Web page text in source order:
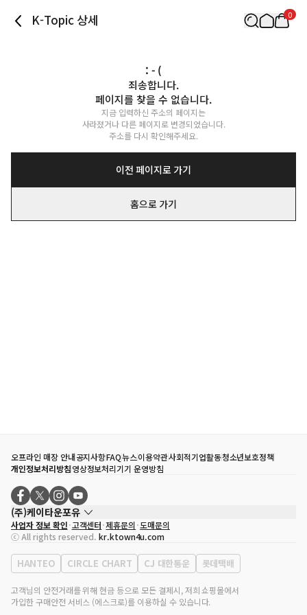
K-Topic 상세 0
: - (
죄송합니다.
페이지를 찾을 수 없습니다.
지금 입력하신 주소의 페이지는
사라졌거나 다른 페이지로 변경되었습니다.
주소를 다시 확인해주세요.
이전 페이지로 가기
홈으로 가기
오프라인 매장 안내공지사항FAQ뉴스이용약관사회적기업활동청소년보호정책
개인정보처리방침영상정보처리기기 운영방침
(주)케이타운포유
대표자
송효민
사업자등록번호
120-87-71116
통신판매업 신고번호 제2011-서울강남-02223
대표전화
02-552-9855
사업자 정보 확인 고객센터 제휴문의 도매문의
ⓒ All rights reserved. kr.ktown4u.com
HANTEO CIRCLE CHART CJ 대한통운 롯데택배
고객님의 안전거래를 위해 현금 등으로 모든 결제시, 저희 쇼핑몰에서
가입한 구매안전 서비스 (에스크로)를 이용하실 수 있습니다.